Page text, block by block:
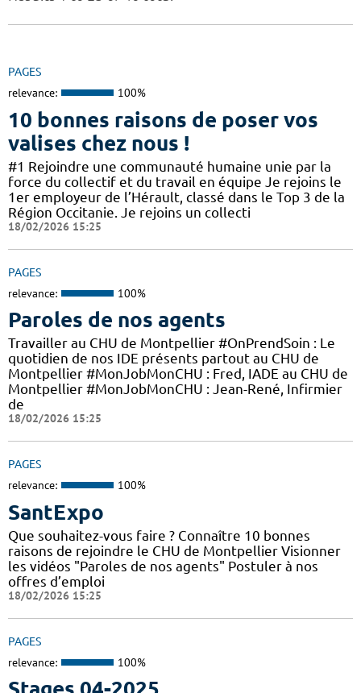
PAGES
relevance: 100%
10 bonnes raisons de poser vos
valises chez nous !
#1 Rejoindre une communauté humaine unie par la
force du collectif et du travail en équipe Je rejoins le
1er employeur de l’Hérault, classé dans le Top 3 de la
Région Occitanie. Je rejoins un collecti
18/02/2026 15:25
PAGES
relevance: 100%
Paroles de nos agents
Travailler au CHU de Montpellier #OnPrendSoin : Le
quotidien de nos IDE présents partout au CHU de
Montpellier #MonJobMonCHU : Fred, IADE au CHU de
Montpellier #MonJobMonCHU : Jean-René, Infirmier
de
18/02/2026 15:25
PAGES
relevance: 100%
SantExpo
Que souhaitez-vous faire ? Connaître 10 bonnes
raisons de rejoindre le CHU de Montpellier Visionner
les vidéos "Paroles de nos agents" Postuler à nos
offres d’emploi
18/02/2026 15:25
PAGES
relevance: 100%